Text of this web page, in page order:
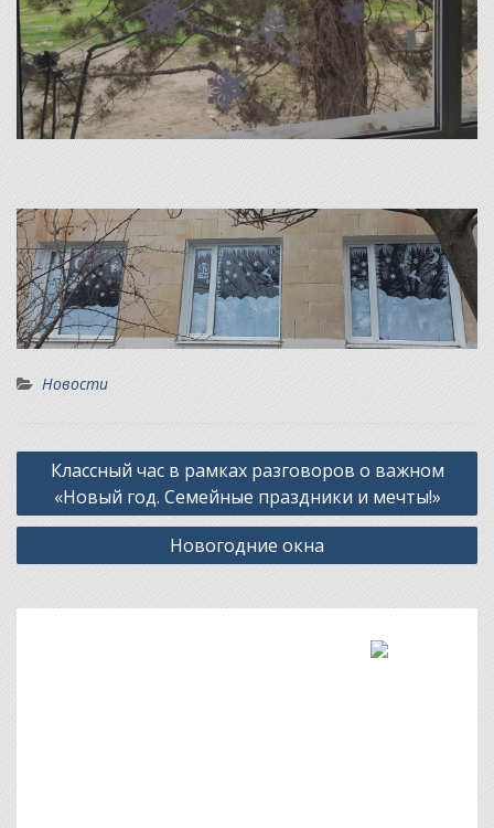
Новости
Навигация
записям
Классный час в рамках разговоров о важном
«Новый год. Семейные праздники и мечты!»
Новогодние окна